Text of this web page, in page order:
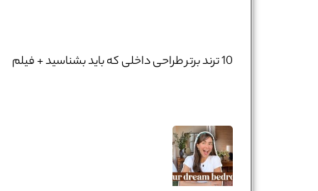
10 ترند برتر طراحی داخلی که باید بشناسید + فیلم